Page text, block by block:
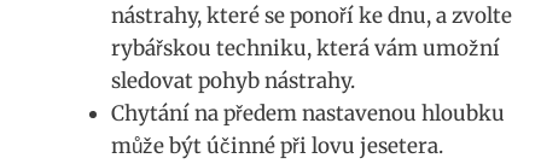
nástrahy, které se ponoří ke dnu, a zvolte
rybářskou techniku, která vám umožní
sledovat pohyb nástrahy.
Chytání na předem nastavenou hloubku
může být účinné při lovu jesetera.